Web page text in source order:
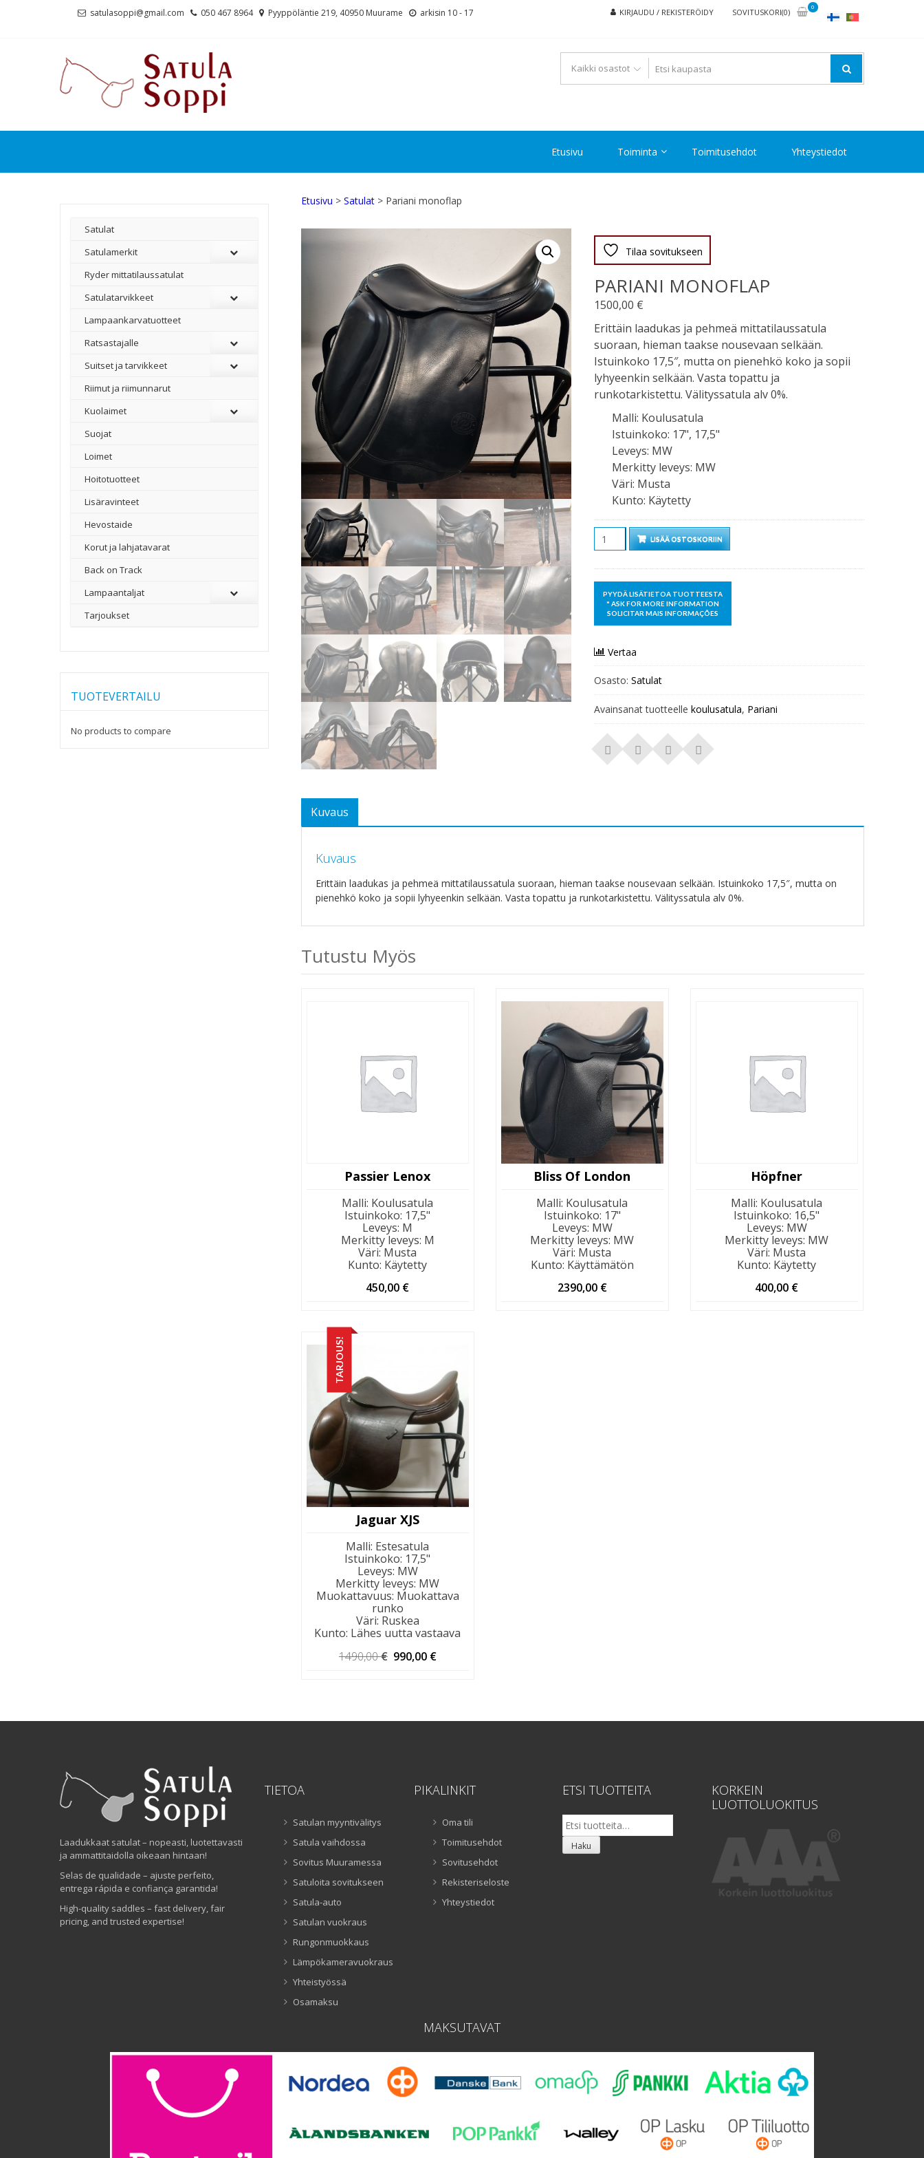
satulasoppi@gmail.com 050 467 8964 Pyyppöläntie 219, 40950 Muurame arkisin 10 - 17 KIRJAUDU / REKISTERÖIDY SOVITUSKORI(0)
0
Etusivu Toiminta Toimitusehdot Yhteystiedot
Etusivu > Satulat > Pariani monoflap
Tilaa sovitukseen
PARIANI MONOFLAP
1500,00 €
Erittäin laadukas ja pehmeä mittatilaussatula
suoraan, hieman taakse nousevaan selkään.
Istuinkoko 17,5″, mutta on pienehkö koko ja sopii
lyhyeenkin selkään. Vasta topattu ja
runkotarkistettu. Välityssatula alv 0%.
Malli: Koulusatula
Istuinkoko: 17", 17,5"
Leveys: MW
Merkitty leveys: MW
Väri: Musta
Kunto: Käytetty
Määrä LISÄÄ OSTOSKORIIN
Vertaa
Osasto: Satulat
Avainsanat tuotteelle koulusatula, Pariani
Kuvaus
Kuvaus
Erittäin laadukas ja pehmeä mittatilaussatula suoraan, hieman taakse nousevaan selkään. Istuinkoko 17,5″, mutta on
pienehkö koko ja sopii lyhyeenkin selkään. Vasta topattu ja runkotarkistettu. Välityssatula alv 0%.
Tutustu Myös
Passier Lenox
Malli: Koulusatula
Istuinkoko: 17,5"
Leveys: M
Merkitty leveys: M
Väri: Musta
Kunto: Käytetty
450,00 €
Bliss Of London
Malli: Koulusatula
Istuinkoko: 17"
Leveys: MW
Merkitty leveys: MW
Väri: Musta
Kunto: Käyttämätön
2390,00 €
Höpfner
Malli: Koulusatula
Istuinkoko: 16,5"
Leveys: MW
Merkitty leveys: MW
Väri: Musta
Kunto: Käytetty
400,00 €
TARJOUS!
Jaguar XJS
Malli: Estesatula
Istuinkoko: 17,5"
Leveys: MW
Merkitty leveys: MW
Muokattavuus: Muokattava
runko
Väri: Ruskea
Kunto: Lähes uutta vastaava
1490,00€ Alkuperäinen
990,00 €
Satulat
Satulamerkit
Ryder mittatilaussatulat
Satulatarvikkeet
–
Lampaankarvatuotteet
Ratsastajalle
Suitset ja tarvikkeet
Riimut ja riimunnarut
Kuolaimet
Suojat
Loimet
Hoitotuotteet
Lisäravinteet
Hevostaide
Korut ja lahjatavarat
Back on Track
Lampaantaljat
Tarjoukset
TUOTEVERTAILU
No products to compare
Laadukkaat satulat – nopeasti, luotettavasti
ja ammattitaidolla oikeaan hintaan!
Selas de qualidade – ajuste perfeito,
entrega rápida e confiança garantida!
High-quality saddles – fast delivery, fair
pricing, and trusted expertise!
TIETOA
Satulan myyntivälitys
Satula vaihdossa
Sovitus Muuramessa
Satuloita sovitukseen
Satula-auto
Satulan vuokraus
Rungonmuokkaus
Lämpökameravuokraus
Yhteistyössä
Osamaksu
PIKALINKIT
Oma tili
Toimitusehdot
Sovitusehdot
Rekisteriseloste
Yhteystiedot
ETSI TUOTTEITA
Etsi:
Haku
KORKEIN
LUOTTOLUOKITUS
MAKSUTAVAT